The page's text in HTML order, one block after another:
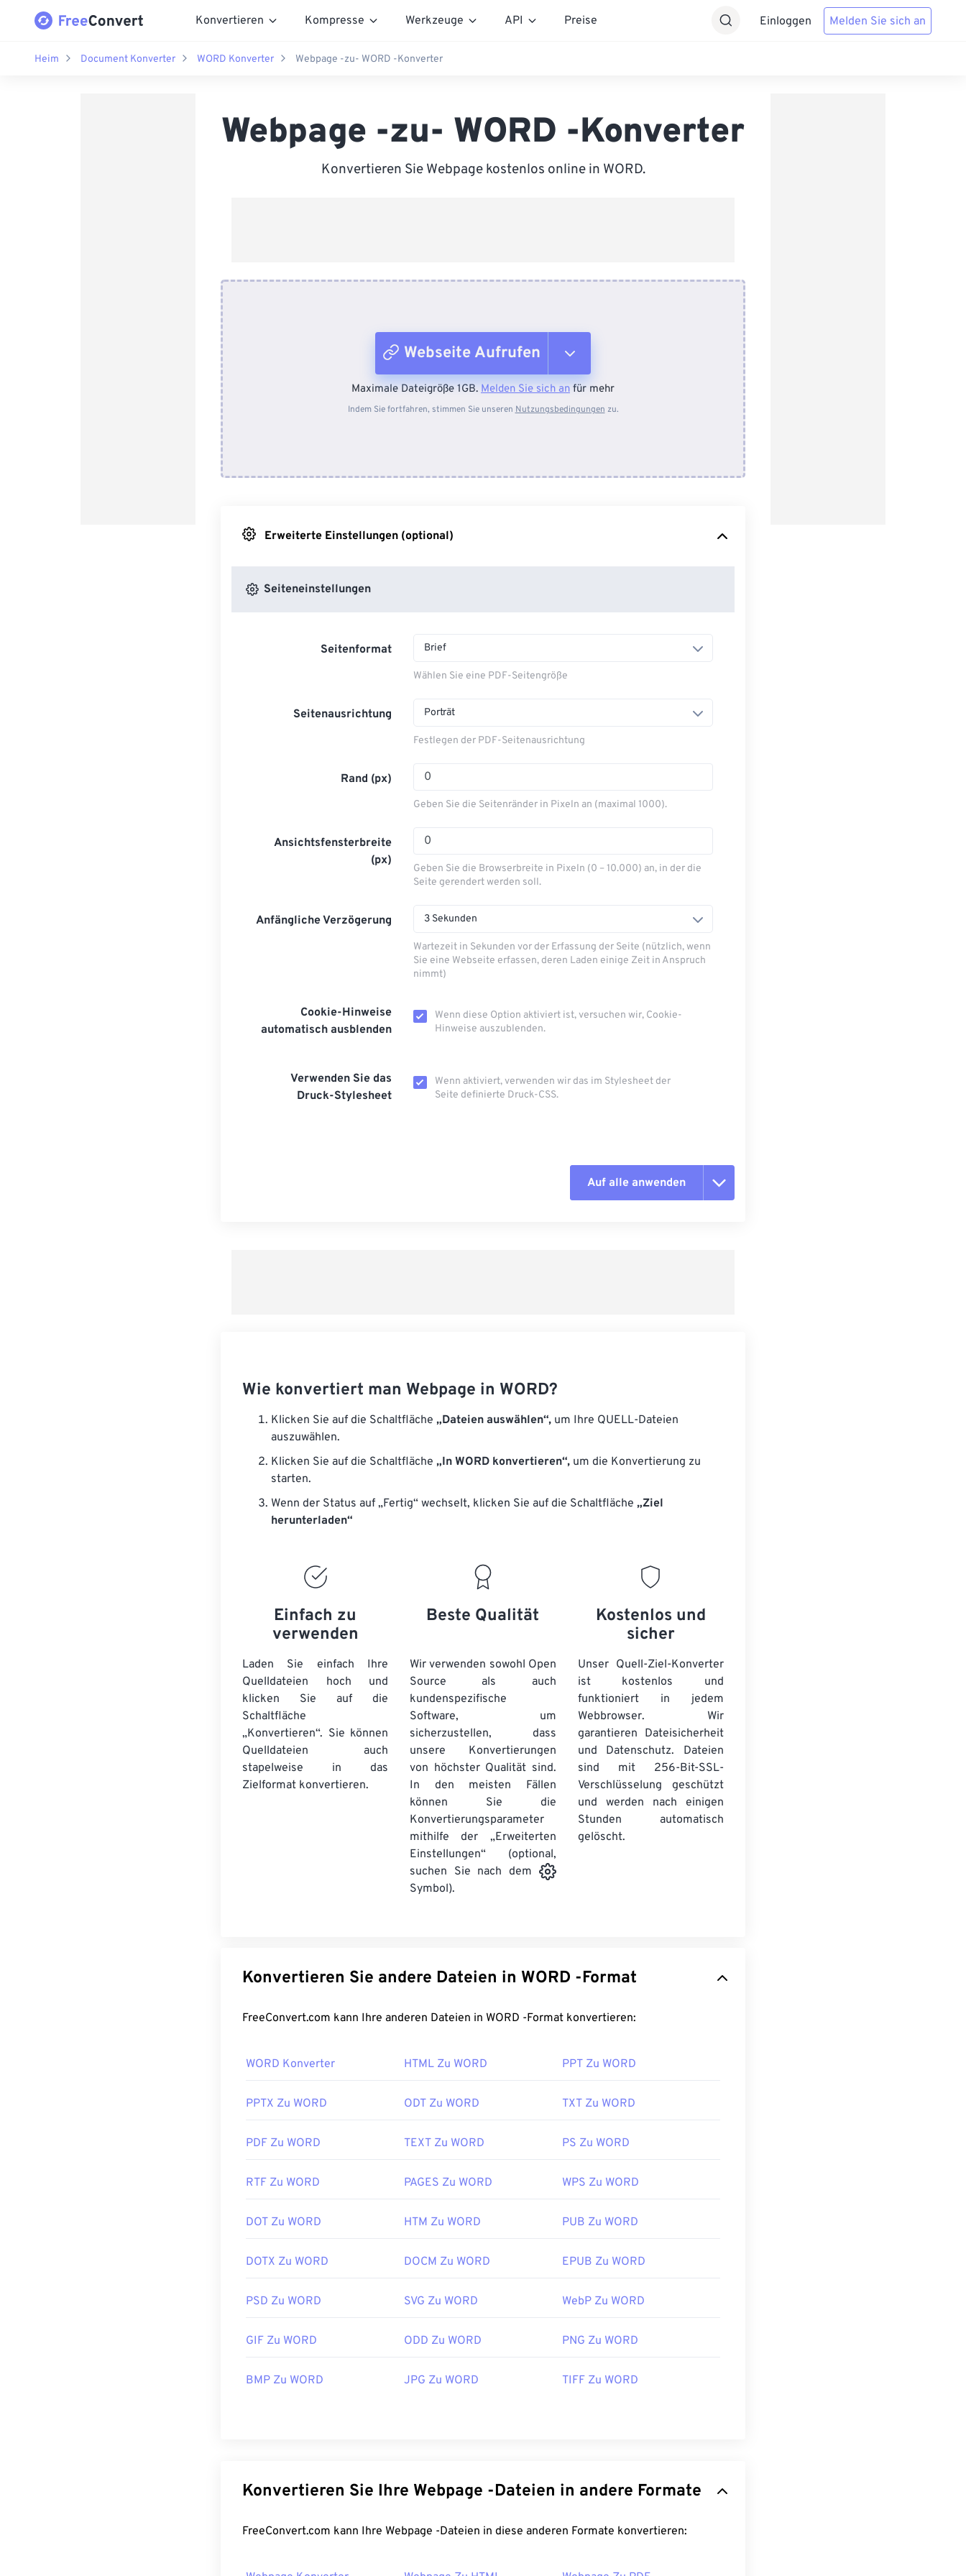
Konvertieren Kompresse Werkzeuge API Preise Einloggen Melden Sie sich an
Heim Document Konverter WORD Konverter Webpage -zu- WORD -Konverter
Webpage -zu- WORD -Konverter
Konvertieren Sie Webpage kostenlos online in WORD.
Webseite Aufrufen
Vom Gerät
Maximale Dateigröße 1GB. Melden Sie sich an für mehr
Indem Sie fortfahren, stimmen Sie unseren Nutzungsbedingungen zu.
Erweiterte Einstellungen (optional)
Seiteneinstellungen
Seitenformat Brief
Wählen Sie eine PDF-Seitengröße
Seitenausrichtung Porträt
Festlegen der PDF-Seitenausrichtung
Rand (px)
Geben Sie die Seitenränder in Pixeln an (maximal 1000).
Ansichtsfensterbreite
(px)
Geben Sie die Browserbreite in Pixeln (0 – 10.000) an, in der die
Seite gerendert werden soll.
Anfängliche Verzögerung 3 Sekunden
Wartezeit in Sekunden vor der Erfassung der Seite (nützlich, wenn
Sie eine Webseite erfassen, deren Laden einige Zeit in Anspruch
nimmt)
Cookie-Hinweise
automatisch ausblenden
Wenn diese Option aktiviert ist, versuchen wir, Cookie-
Hinweise auszublenden.
Verwenden Sie das
Druck-Stylesheet
Wenn aktiviert, verwenden wir das im Stylesheet der
Seite definierte Druck-CSS.
Auf alle anwenden
Wie konvertiert man Webpage in WORD?
Klicken Sie auf die Schaltfläche „Dateien auswählen“, um Ihre QUELL-Dateien
auszuwählen.
Klicken Sie auf die Schaltfläche „In WORD konvertieren“, um die Konvertierung zu
starten.
Wenn der Status auf „Fertig“ wechselt, klicken Sie auf die Schaltfläche „Ziel
herunterladen“
Einfach zu
verwenden
Laden Sie einfach Ihre
Quelldateien hoch und
klicken Sie auf die
Schaltfläche
„Konvertieren“. Sie können
Quelldateien auch
stapelweise in das
Zielformat konvertieren.
Beste Qualität
Wir verwenden sowohl Open
Source als auch
kundenspezifische
Software, um
sicherzustellen, dass
unsere Konvertierungen
von höchster Qualität sind.
In den meisten Fällen
können Sie die
Konvertierungsparameter
mithilfe der „Erweiterten
Einstellungen“ (optional,
suchen Sie nach dem
Symbol).
Kostenlos und
sicher
Unser Quell-Ziel-Konverter
ist kostenlos und
funktioniert in jedem
Webbrowser. Wir
garantieren Dateisicherheit
und Datenschutz. Dateien
sind mit 256-Bit-SSL-
Verschlüsselung geschützt
und werden nach einigen
Stunden automatisch
gelöscht.
Konvertieren Sie andere Dateien in WORD -Format
FreeConvert.com kann Ihre anderen Dateien in WORD -Format konvertieren:
WORD Konverter HTML Zu WORD PPT Zu WORD
PPTX Zu WORD ODT Zu WORD TXT Zu WORD
PDF Zu WORD TEXT Zu WORD PS Zu WORD
RTF Zu WORD PAGES Zu WORD WPS Zu WORD
DOT Zu WORD HTM Zu WORD PUB Zu WORD
DOTX Zu WORD DOCM Zu WORD EPUB Zu WORD
PSD Zu WORD SVG Zu WORD WebP Zu WORD
GIF Zu WORD ODD Zu WORD PNG Zu WORD
BMP Zu WORD JPG Zu WORD TIFF Zu WORD
Konvertieren Sie Ihre Webpage -Dateien in andere Formate
FreeConvert.com kann Ihre Webpage -Dateien in diese anderen Formate konvertieren: